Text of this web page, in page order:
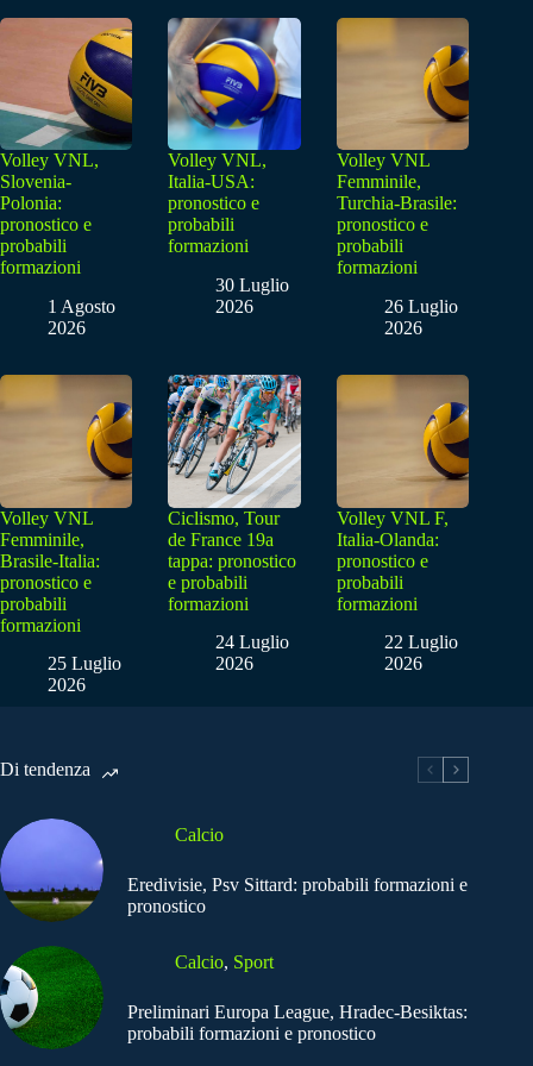
Volley VNL,
Slovenia-
Polonia:
pronostico e
probabili
formazioni
1 Agosto
2026
Volley VNL,
Italia-USA:
pronostico e
probabili
formazioni
30 Luglio
2026
Volley VNL
Femminile,
Turchia-Brasile:
pronostico e
probabili
formazioni
26 Luglio
2026
Volley VNL
Femminile,
Brasile-Italia:
pronostico e
probabili
formazioni
25 Luglio
2026
Ciclismo, Tour
de France 19a
tappa: pronostico
e probabili
formazioni
24 Luglio
2026
Volley VNL F,
Italia-Olanda:
pronostico e
probabili
formazioni
22 Luglio
2026
Di tendenza
Calcio
Eredivisie, Psv Sittard: probabili formazioni e
pronostico
Calcio, Sport
Preliminari Europa League, Hradec-Besiktas:
probabili formazioni e pronostico